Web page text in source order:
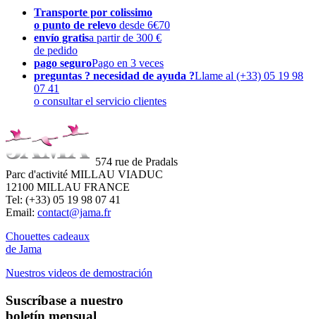
Transporte por colissimo
o punto de relevo desde 6€70
envío gratisa partir de 300 €
de pedido
pago seguroPago en 3 veces
preguntas ? necesidad de ayuda ?Llame al (+33) 05 19 98
07 41
o consultar el servicio clientes
574 rue de Pradals
Parc d'activité MILLAU VIADUC
12100 MILLAU FRANCE
Tel: (+33) 05 19 98 07 41
Email: contact@jama.fr
Chouettes cadeaux
de Jama
Nuestros videos de demostración
Suscríbase a nuestro
boletín mensual